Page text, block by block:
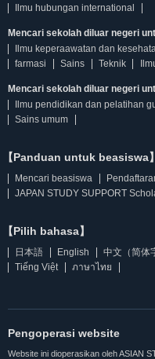
Ilmu hubungan international
Mencari sekolah diluar negeri
Ilmu keperaawatan dan
farmasi
Sains Teknik
Mencari sekolah diluar negeri
Ilmu pendidikan dan pelatihan
Sains umum
【Panduan untuk beasiswa】
Mencari beasiswa
JAPAN STUDY SUPPORT
【Pilih bahasa】
日本語 English 中文（简体
Tiếng Việt
ภาษาไทย
Pengoperasi website
Website ini dioperasikan oleh ASIAN